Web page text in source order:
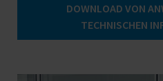
DOWNLOAD VON
TECHNISCHEN